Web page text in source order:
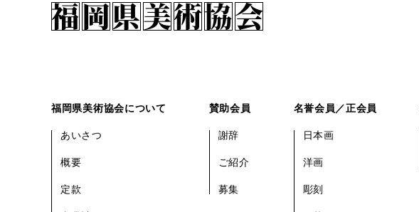
福岡県美術協会について
あいさつ
概要
定款
賛助会員
謝辞
ご紹介
募集
名誉会員／正会員
日本画
洋画
彫刻